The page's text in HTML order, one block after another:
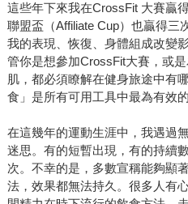
這些年下來我在CrossFit 大賽贏
聯盟盃（Affiliate Cup）也贏得三
我的表現、恢復、身體組成改變
管你是想參加CrossFit大賽，或
肌，都必須瞭解在健身旅途中有
食」是所有可用工具中最為有效的
在這幾年的運動生涯中，我遇過
迷思。有的短暫出現，有的持續
次。不幸的是，多數宣稱能夠顯
法，效果都無法持久。很多人有